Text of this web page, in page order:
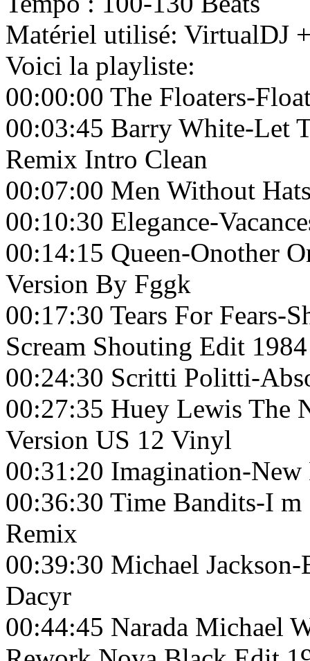
Matériel utilisé: VirtualDJ
Voici la playliste:
00:00:00 The Floaters-
00:03:45 Barry White-Let
Remix Intro Clean
00:07:00 Men Without
00:10:30 Elegance-
00:14:15 Queen-Onother
Version By Fggk
00:17:30 Tears For Fears-
Scream Shouting Edit 1984
00:24:30 Scritti Politti-
00:27:35 Huey Lewis The
Version US 12 Vinyl
00:31:20 Imagination-
00:36:30 Time Bandits-I
Remix
00:39:30 Michael
Dacyr
00:44:45 Narada Michael